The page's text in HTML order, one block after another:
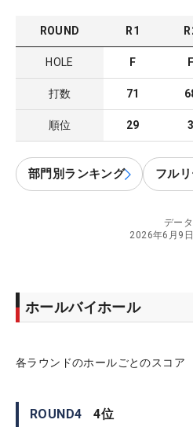
ROUND R1 R
HOLE F F
打数 71
順位 29 3
部門別ランキング フル
デー
2026年6月9
ホールバイホール
各ラウンドのホールごとのスコア
ROUND4 4位